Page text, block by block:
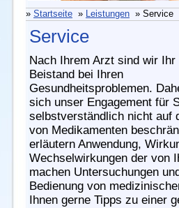
» Startseite » Leistungen » Service
Service
Nach Ihrem Arzt sind wir
Beistand bei Ihren
Gesundheitsproblemen.
sich unser Engagement für
selbstverständlich nicht auf
von Medikamenten
erläutern Anwendung,
Wechselwirkungen der von
machen Untersuchungen
Bedienung von
Ihnen gerne Tipps zu einer